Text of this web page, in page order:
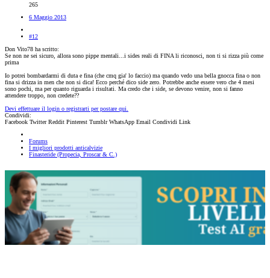
265
6 Maggio 2013
#12
Don Vito78 ha scritto:
Se non ne sei sicuro, allora sono pippe mentali...i sides reali di FINA li riconosci, non ti si rizza più come
prima
Io potrei bombardarmi di duta e fina (che cmq gia' lo faccio) ma quando vedo una bella gnocca fina o non
fina si drizza in men che non si dica! Ecco perché dico side zero. Potrebbe anche essere vero che 4 mesi
sono pochi, ma per quanto riguarda i risultati. Ma credo che i side, se devono venire, non si fanno
attendere troppo, non credete??
Devi effettuare il login o registrarti per postare qui.
Condividi:
Facebook Twitter Reddit Pinterest Tumblr WhatsApp Email Condividi Link
Forums
I migliori prodotti anticalvizie
Finasteride (Propecia, Proscar & C.)